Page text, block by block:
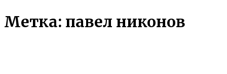
Метка: павел никонов